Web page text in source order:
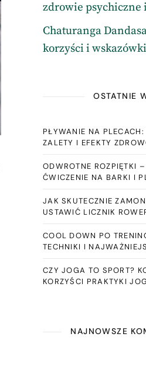
zdrowie psychiczne
Chaturanga
korzyści i
OSTATNIE
PŁYWANIE NA
ZALETY I EFEKTY
ODWROTNE ROZPIĘTKI
ĆWICZENIE NA BARKI I
JAK SKUTECZNIE
USTAWIĆ LICZNIK
COOL DOWN PO
TECHNIKI I
CZY JOGA TO SPORT?
KORZYŚCI PRAKTYKI
NAJNOWSZE